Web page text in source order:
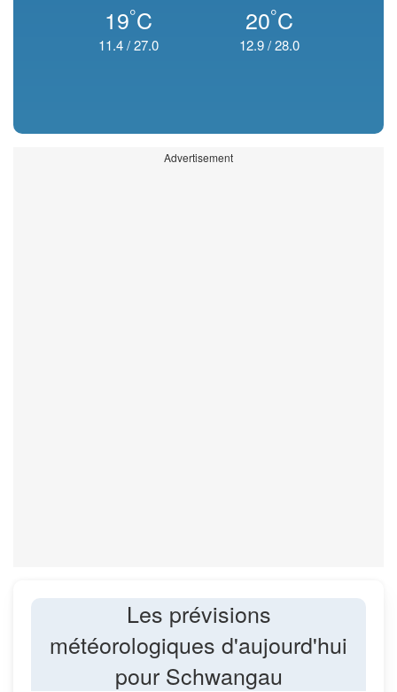
19°C
11.4/27.0
20°C
12.9/28.0
Advertisement
Les prévisions
météorologiques d'aujourd'hui
pour Schwangau